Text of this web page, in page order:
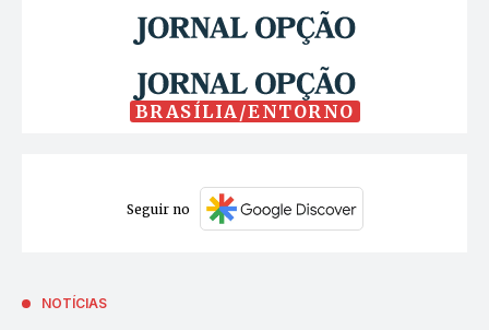
BRASÍLIA/ENTORNO
Seguir no
NOTÍCIAS